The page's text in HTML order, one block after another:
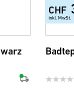
CHF
inkl. MwSt.